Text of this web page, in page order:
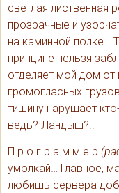
светлая
прозрачные и
на каминной полке…
принципе нельзя
отделяет мой дом
громогласных
тишину нарушает
ведь? Ландыш?..
П р о г р а м м е р
умолкай… Главное,
любишь сервера